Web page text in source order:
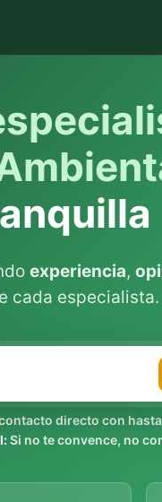
experiencia,
cada especialista.
directo con
Si no te convence, no